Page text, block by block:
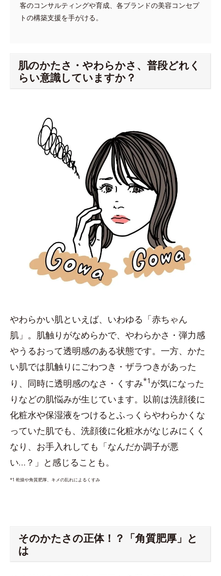
客のコンサルティングや育成、各ブランドの美容コンセプ
トの構築支援を手がける。
肌のかたさ・やわらかさ、普段どれく
らい意識していますか？
やわらかい肌といえば、いわゆる「赤ちゃん
肌」。肌触りがなめらかで、やわらかさ・弾力感
やうるおって透明感のある状態です。一方、かた
い肌では肌触りにごわつき・ザラつきがあった
り、同時に透明感のなさ・くすみ*1 が気になった
りなどの肌悩みが生じています。以前は洗顔後に
化粧水や保湿液をつけるとふっくらやわらかくな
っていた肌でも、洗顔後に化粧水がなじみにくく
なり、お手入れしても「なんだか調子が悪
い…？」と感じることも。
*1 乾燥や角質肥厚、キメの乱れによるくすみ
そのかたさの正体！？「角質肥厚」と
は